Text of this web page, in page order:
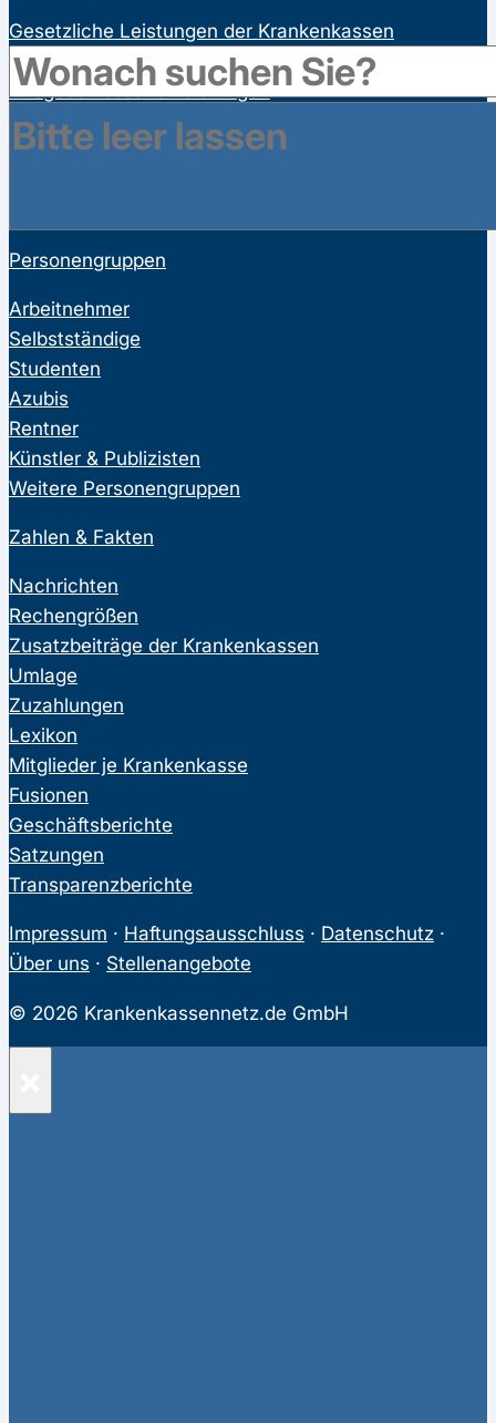
Gesetzliche Leistungen der Krankenkassen
Satzungsleistungen der Krankenkassen
Ausgeschlossene Leistungen
Familienversicherung
Bonusprogramme
Personengruppen
Arbeitnehmer
Selbstständige
Studenten
Azubis
Rentner
Künstler & Publizisten
Weitere Personengruppen
Zahlen & Fakten
Nachrichten
Rechengrößen
Zusatzbeiträge der Krankenkassen
Umlage
Zuzahlungen
Lexikon
Mitglieder je Krankenkasse
Fusionen
Geschäftsberichte
Satzungen
Transparenzberichte
Impressum · Haftungsausschluss · Datenschutz ·
Über uns · Stellenangebote
© 2026 Krankenkassennetz.de GmbH